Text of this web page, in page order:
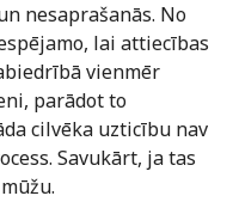
nesaprašanās. No
lai attiecības
vienmēr
parādot to
cilvēka uzticību nav
Savukārt, ja tas